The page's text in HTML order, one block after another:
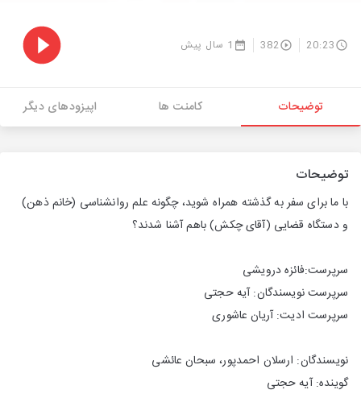
20:23
382 1 سال پیش
توضیحات کامنت ها اپیزودهای دیگر
توضیحات
با ما برای سفر به گذشته همراه شوید، چگونه علم روانشناسی (خانم ذهن)
و دستگاه قضایی (آقای چکش) باهم آشنا شدند؟
سرپرست:فائزه درویشی
سرپرست نویسندگان: آیه حجتی
سرپرست ادیت: آریان عاشوری
نویسندگان: ارسلان احمدپور، سبحان عائشی
گوینده: آیه حجتی